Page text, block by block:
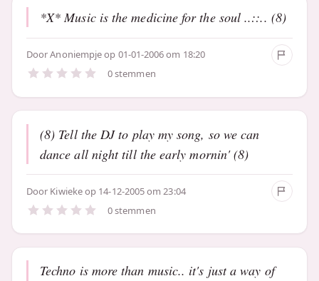
*X* Music is the medicine for the soul ..::.. (8)
DoorAnoniempjeop 01-01-2006 om 18:20
0 stemmen
(8) Tell the DJ to play my song, so we can
dance all night till the early mornin' (8)
Door Kiwiekeop 14-12-2005 om 23:04
0 stemmen
Techno is more than music.. it's just a way of